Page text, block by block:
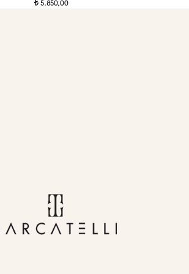
t 5.850,00